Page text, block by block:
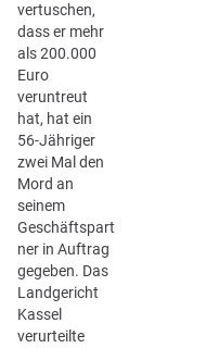
vertuschen,
dass er mehr
als 200.000
Euro
veruntreut
hat, hat ein
56-Jähriger
zwei Mal den
Mord an
seinem
Geschäftspart
ner in Auftrag
gegeben. Das
Landgericht
Kassel
verurteilte